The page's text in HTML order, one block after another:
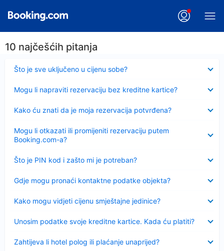
10 najčešćih pitanja
Što je sve uključeno u cijenu sobe?
Sažeto
Mogu li napraviti rezervaciju bez kreditne kartice?
Kako ću znati da je moja rezervacija potvrđena?
Mogu li otkazati ili promijeniti rezervaciju putem
Booking.com-a?
Što je PIN kod i zašto mi je potreban?
Sažeto
Gdje mogu pronaći kontaktne podatke objekta?
Kako mogu vidjeti cijenu smještajne jedinice?
Unosim podatke svoje kreditne kartice. Kada ću platiti?
Zahtijeva li hotel polog ili plaćanje unaprijed?